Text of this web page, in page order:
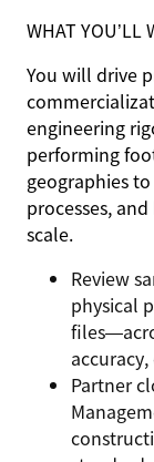
WHAT YOU’LL
You will drive
engineering
performing
geographies
processes,
scale.
Review
physical
Partner